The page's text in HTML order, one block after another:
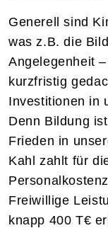
Generell sind
was z.B. die
Angelegenheit
kurzfristig
Investitionen in
Denn Bildung
Frieden in
Kahl zahlt für
Freiwillige
knapp 400 T€